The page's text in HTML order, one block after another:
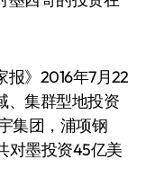
》2016年7月22
、集群型地投资
集团，浦项钢
对墨投资45亿美